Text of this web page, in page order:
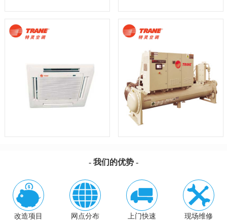
- 我们的优势 -
改造项目 网点分布 上门快速 现场维修